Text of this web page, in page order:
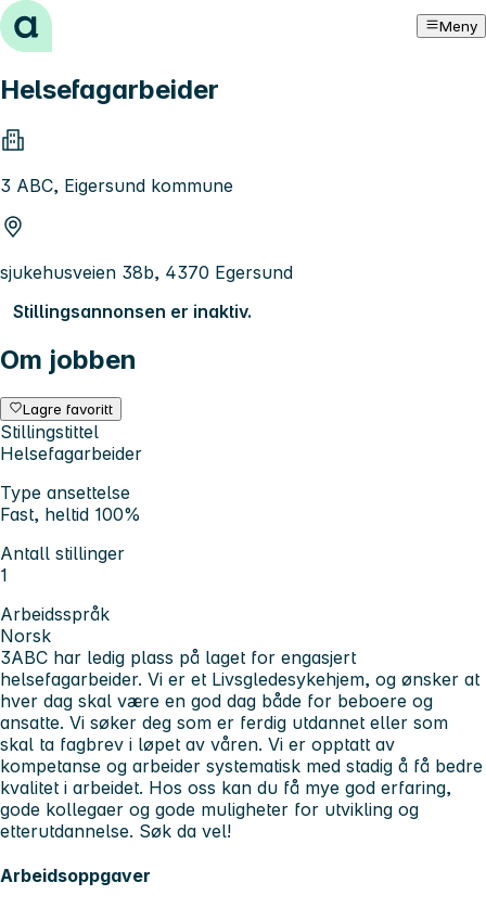
Hopp til innhold Meny
Helsefagarbeider
3 ABC, Eigersund kommune
sjukehusveien 38b, 4370 Egersund
Stillingsannonsen er inaktiv.
Om jobben
Lagre favoritt
Stillingstittel
Helsefagarbeider
Type ansettelse
Fast, heltid 100%
Antall stillinger
1
Arbeidsspråk
Norsk
3ABC har ledig plass på laget for engasjert
helsefagarbeider. Vi er et Livsgledesykehjem, og ønsker at
hver dag skal være en god dag både for beboere og
ansatte. Vi søker deg som er ferdig utdannet eller som
skal ta fagbrev i løpet av våren. Vi er opptatt av
kompetanse og arbeider systematisk med stadig å få bedre
kvalitet i arbeidet. Hos oss kan du få mye god erfaring,
gode kollegaer og gode muligheter for utvikling og
etterutdannelse. Søk da vel!
Arbeidsoppgaver